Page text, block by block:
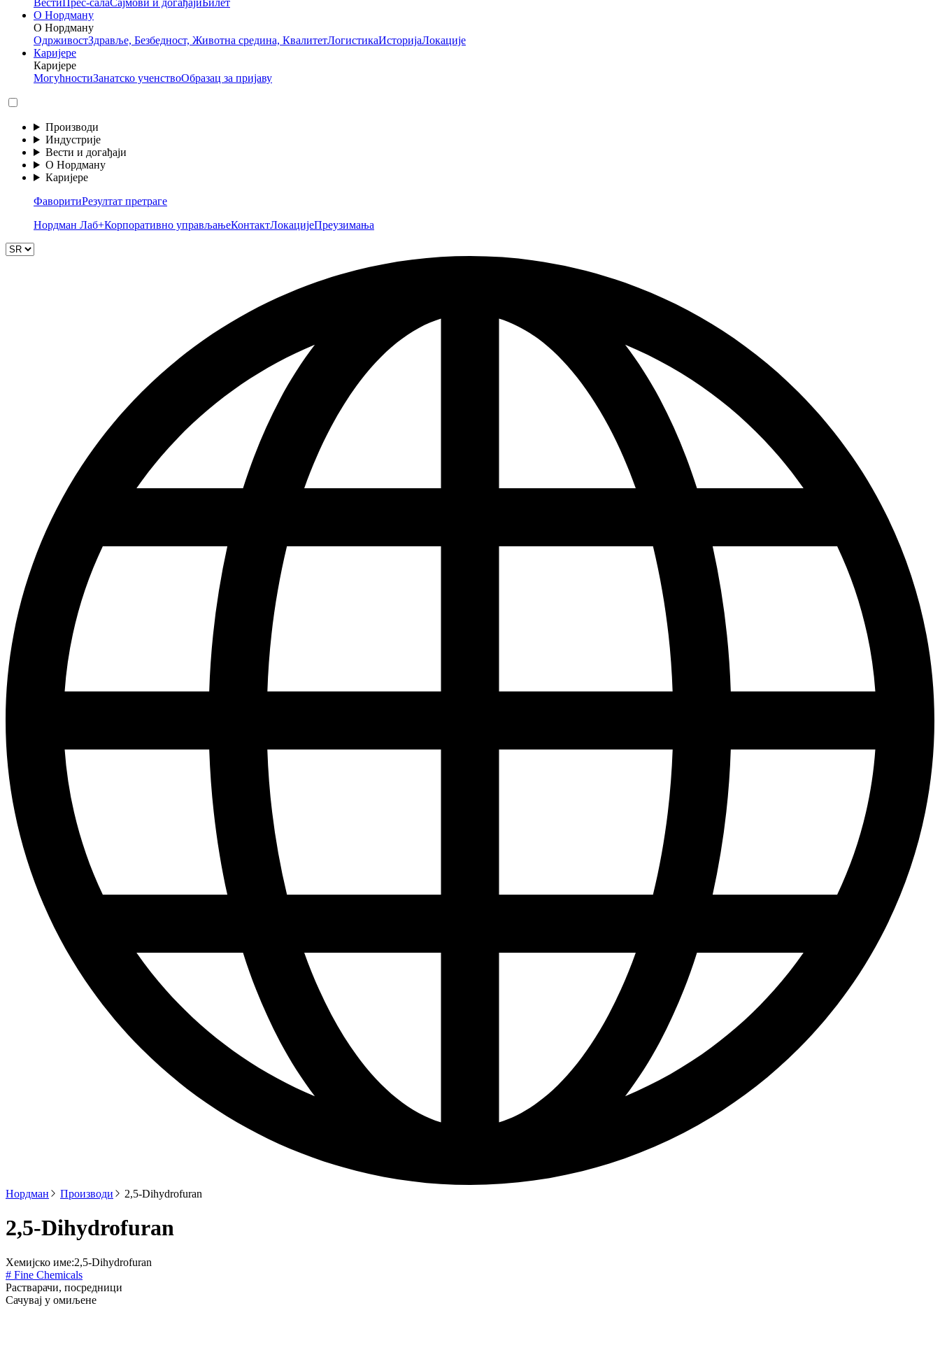
ВестиПрес-салаСајмови и догађајиБилет
О Нордману
О Нордману
ОдрживостЗдравље, Безбедност, Животна средина, КвалитетЛогистикаИсторијаЛокације
Каријере
Каријере
МогућностиЗанатско ученствоОбразац за пријаву
Производи
Индустрије
Вести и догађаји
О Нордману
Каријере
ФаворитиРезултат претраге
Нордман Лаб+Корпоративно управљањеКонтактЛокацијеПреузимања
Нордман Производи 2,5-Dihydrofuran
2,5-Dihydrofuran
Хемијско име:2,5-Dihydrofuran
# Fine Chemicals
Растварачи, посредници
Сачувај у омиљене